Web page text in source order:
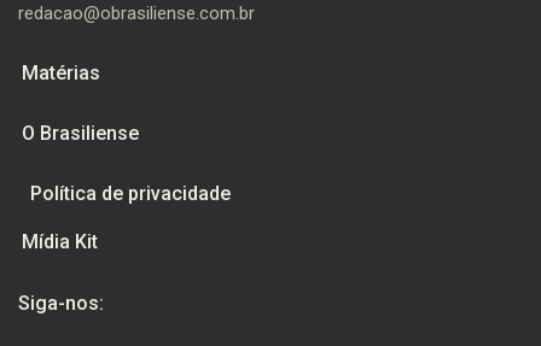
redacao@obrasiliense.com.br
Matérias
O Brasiliense
Política de privacidade
Mídia Kit
Siga-nos: